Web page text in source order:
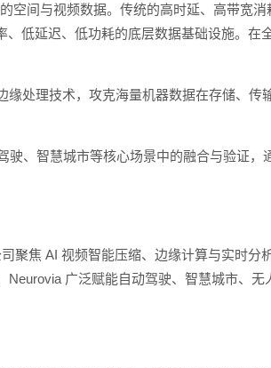
空间与视频数据。传统的高时延、高带宽
低延迟、低功耗的底层数据基础设施。在
处理技术，攻克海量机器数据在存储、传
、智慧城市等核心场景中的融合与验证
聚焦 AI 视频智能压缩、边缘计算与实时分
广泛赋能自动驾驶、智慧城市、